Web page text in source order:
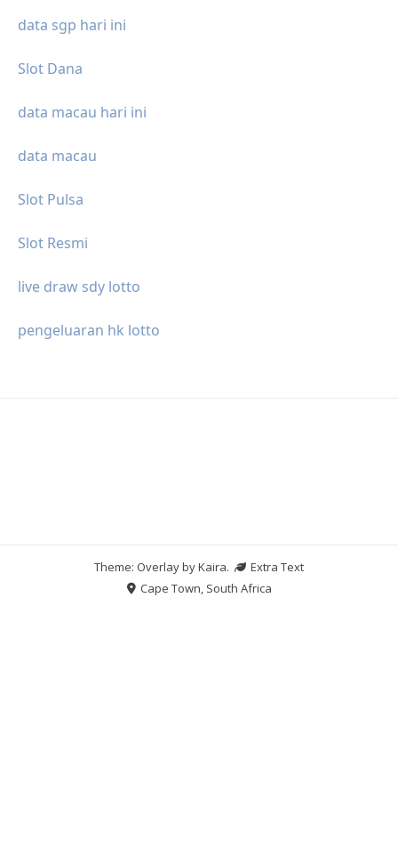
data sgp hari ini
Slot Dana
data macau hari ini
data macau
Slot Pulsa
Slot Resmi
live draw sdy lotto
pengeluaran hk lotto
Theme: Overlay byKaira.
Extra Text
Cape Town, South Africa